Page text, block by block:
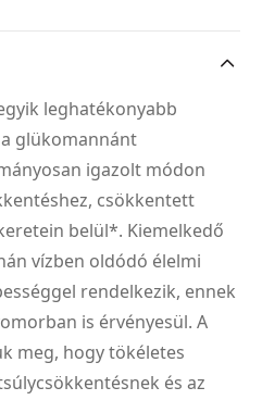
leghatékonyabb
glükomannánt
igazolt módon
csökkentett
belül*. Kiemelkedő
vízben oldódó élelmi
rendelkezik, ennek
is érvényesül. A
meg, hogy tökéletes
és az